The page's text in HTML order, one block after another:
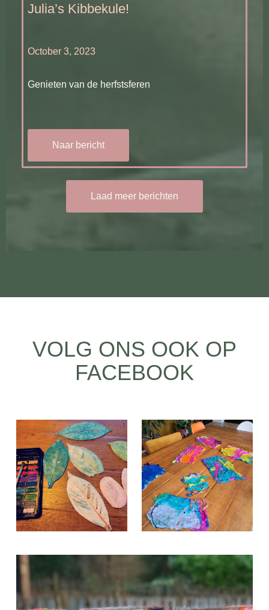
Julia’s Kibbekule!
October 3, 2023
Genieten van de herfstsferen
Naar bericht
Laad meer berichten
VOLG ONS OOK OP
FACEBOOK